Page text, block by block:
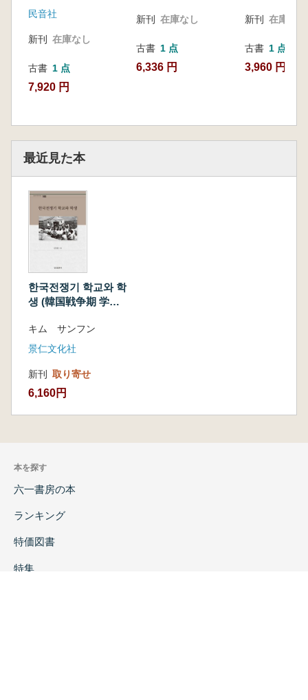
民音社
新刊 在庫なし
古書 1 点
7,920 円
新刊 在庫なし
古書 1 点
6,336 円
新刊 在庫なし
古書 1 点
3,960 円
最近見た本
한국전쟁기 학교와 학
생 (韓国戦争期 学校
キム サンフン
景仁文化社
新刊 取り寄せ
6,160円
本を探す
六一書房の本
ランキング
特価図書
特集